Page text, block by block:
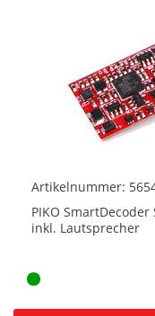
Artikelnummer:
PIKO SmartDecoder
inkl. Lautsprecher